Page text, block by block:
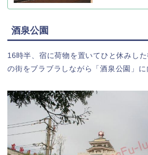
酒泉公園
16時半、宿に荷物を置いてひと休みし
の街をブラブラしながら「酒泉公園」に